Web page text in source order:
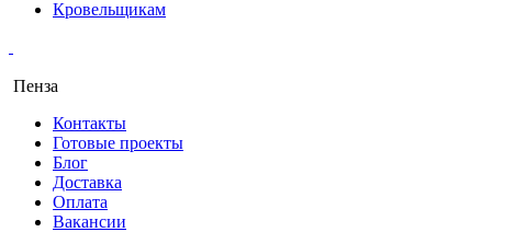
Кровельщикам
Пенза
Контакты
Готовые проекты
Блог
Доставка
Оплата
Вакансии